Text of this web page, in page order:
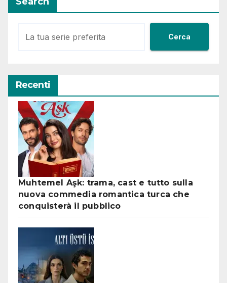
Cerca
Recenti
Muhtemel Aşk: trama, cast e tutto sulla
nuova commedia romantica turca che
conquisterà il pubblico